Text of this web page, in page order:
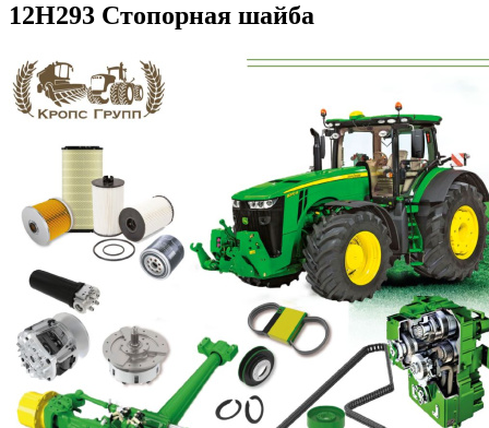
12Н293 Стопорная шайба